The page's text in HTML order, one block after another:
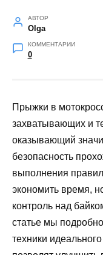
АВТОР
Olga
КОММЕНТАРИИ
0
Прыжки в
захватывающих и
оказывающий
безопасность
выполнения
экономить время,
контроль над
статье мы
техники